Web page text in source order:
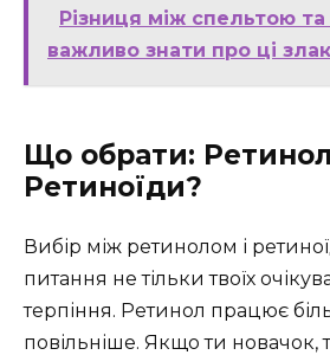
Різниця між спельтою
важливо знати про ці
Що обрати:
Ретиноїди?
Вибір між ретинолом і
питання не тільки твоїх
терпіння. Ретинол працює
повільніше. Якщо ти новачок,